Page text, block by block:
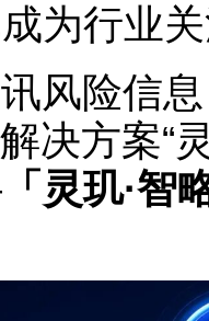
为行业
风险信
决方案“
「灵玑·智